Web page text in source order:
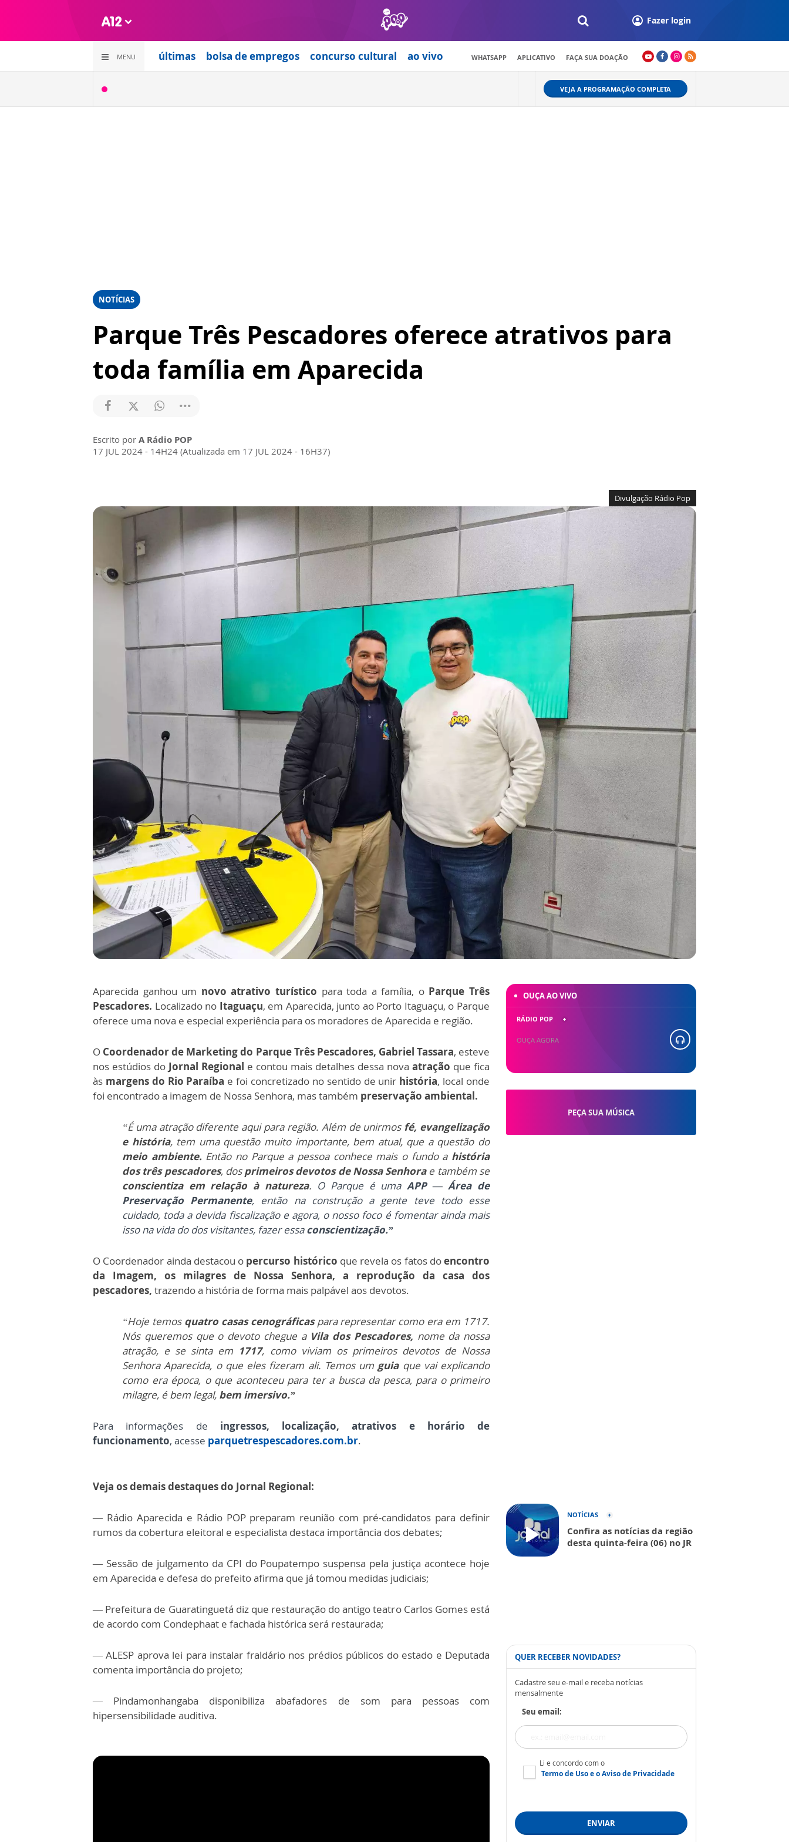
Fazer login
MENU últimas bolsa de empregos concurso cultural ao vivo WHATSAPP APLICATIVO FAÇA SUA DOAÇÃO
VEJA A PROGRAMAÇÃO COMPLETA
NOTÍCIAS
Parque Três Pescadores oferece atrativos para
toda família em Aparecida
Escrito por A Rádio POP
17 JUL 2024 - 14H24 (Atualizada em 17 JUL 2024 - 16H37)
Divulgação Rádio Pop
Aparecida ganhou um novo atrativo turístico para toda a família, o Parque Três
Pescadores. Localizado no Itaguaçu, em Aparecida, junto ao Porto Itaguaçu, o Parque
oferece uma nova e especial experiência para os moradores de Aparecida e região.
O Coordenador de Marketing do Parque Três Pescadores, Gabriel Tassara, esteve
nos estúdios do Jornal Regional e contou mais detalhes dessa nova atração que fica
às margens do Rio Paraíba e foi concretizado no sentido de unir história, local onde
foi encontrado a imagem de Nossa Senhora, mas também preservação ambiental.
“É uma atração diferente aqui para região. Além de unirmos fé, evangelização
e história, tem uma questão muito importante, bem atual, que a questão do
meio ambiente.Então no Parque a pessoa conhece mais o fundo a história
dos três pescadores, dosprimeiros devotos de Nossa Senhorae também se
conscientiza em relação à natureza. O Parque é umaAPP — Área de
Preservação Permanente, então na construção a gente teve todo esse
cuidado, toda a devida fiscalização e agora, o nosso foco é fomentar ainda mais
isso na vida do dos visitantes, fazer essaconscientização.”
O Coordenador ainda destacou o percurso histórico que revela os fatos doencontro
da Imagem, os milagres de Nossa Senhora, a reprodução da casa dos
pescadores, trazendo a história de forma mais palpável aos devotos.
“Hoje temos quatro casas cenográficaspara representar como era em 1717.
Nós queremos que o devoto chegue a Vila dos Pescadores, nome da nossa
atração, e se sinta em 1717, como viviam os primeiros devotos de Nossa
Senhora Aparecida, o que eles fizeram ali. Temos um guia que vai explicando
como era época, o que aconteceu para ter a busca da pesca, para o primeiro
milagre, é bem legal, bem imersivo.”
Para informações de ingressos, localização, atrativos e horário de
funcionamento, acesse parquetrespescadores.com.br.
Veja os demais destaques do Jornal Regional:
— Rádio Aparecida e Rádio POP preparam reunião com pré-candidatos para definir
rumos da cobertura eleitoral e especialista destaca importância dos debates;
— Sessão de julgamento da CPI do Poupatempo suspensa pela justiça acontece hoje
em Aparecida e defesa do prefeito afirma que já tomou medidas judiciais;
— Prefeitura de Guaratinguetá diz que restauração do antigo teatro Carlos Gomes está
de acordo com Condephaat e fachada histórica será restaurada;
— ALESP aprova lei para instalar fraldário nos prédios públicos do estado e Deputada
comenta importância do projeto;
— Pindamonhangaba disponibiliza abafadores de som para pessoas com
hipersensibilidade auditiva.
PEÇA SUA MÚSICA
OUÇA AO VIVO
RÁDIO POP
OUÇA AGORA
NOTÍCIAS
Confira as notícias da região
desta quinta-feira (06) no JR
QUER RECEBER NOVIDADES?
Cadastre seu e-mail e receba notícias
mensalmente
Seu email:
Li e concordo com o
Termo de Usoe oAviso de Privacidade
ENVIAR